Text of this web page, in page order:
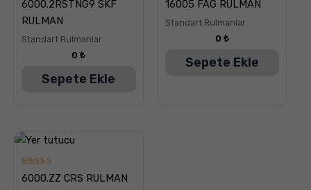
üzerinden
5.00
oy aldı
6000.2RSTNG9 SKF
RULMAN
Standart Rulmanlar
0₺
Sepete Ekle
üzerinden
oy aldı
16005 FAG RULMAN
Standart Rulmanlar
0 ₺
Sepete Ekle
5
üzerinden
6000.ZZ CRS RULMAN